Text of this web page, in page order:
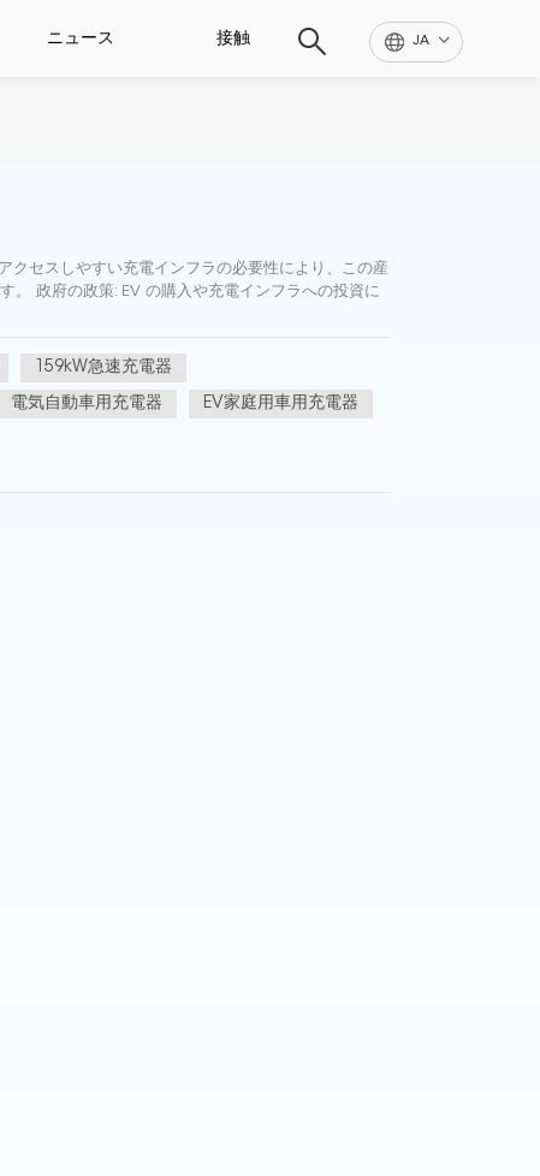
JA
ニュース 接触
クセスしやすい充電インフラの必要性により、この産
。 政府の政策: EV の購入や充電インフラへの投資に
159kW急速充電器
電気自動車用充電器 EV家庭用車用充電器